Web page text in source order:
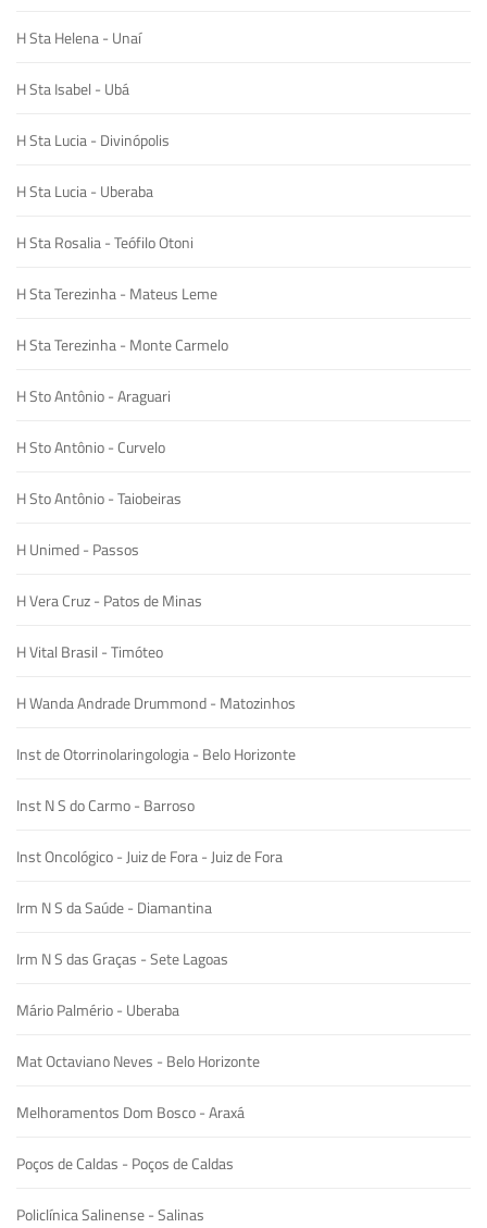
H Sta Helena - Unaí
H Sta Isabel - Ubá
H Sta Lucia - Divinópolis
H Sta Lucia - Uberaba
H Sta Rosalia - Teófilo Otoni
H Sta Terezinha - Mateus Leme
H Sta Terezinha - Monte Carmelo
H Sto Antônio - Araguari
H Sto Antônio - Curvelo
H Sto Antônio - Taiobeiras
H Unimed - Passos
H Vera Cruz - Patos de Minas
H Vital Brasil - Timóteo
H Wanda Andrade Drummond - Matozinhos
Inst de Otorrinolaringologia - Belo Horizonte
Inst N S do Carmo - Barroso
Inst Oncológico - Juiz de Fora - Juiz de Fora
Irm N S da Saúde - Diamantina
Irm N S das Graças - Sete Lagoas
Mário Palmério - Uberaba
Mat Octaviano Neves - Belo Horizonte
Melhoramentos Dom Bosco - Araxá
Poços de Caldas - Poços de Caldas
Policlínica Salinense - Salinas